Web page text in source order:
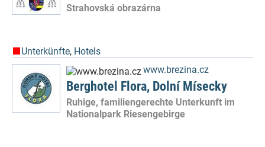
Strahovská obrazárna
Unterkünfte, Hotels
www.brezina.cz
Berghotel Flora, Dolní Mísecky
Ruhige, familiengerechte Unterkunft im
Nationalpark Riesengebirge